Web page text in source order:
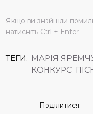
Якщо ви знайшли
натисніть Ctrl + Enter
ТЕГИ: МАРІЯ
КОНКУРС
Поділитися: